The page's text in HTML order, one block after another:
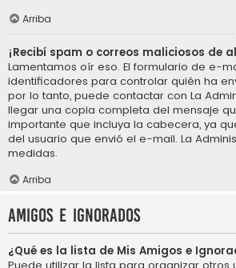
Arriba
¡Recibí spam o correos maliciosos de
Lamentamos oír eso. El formulario de e-
identificadores para controlar quién ha
por lo tanto, puede contactar con La
llegar una copia completa del mensaje
importante que incluya la cabecera, ya
del usuario que envió el e-mail. La
medidas.
Arriba
Amigos e Ignorados
¿Qué es la lista de Mis Amigos e